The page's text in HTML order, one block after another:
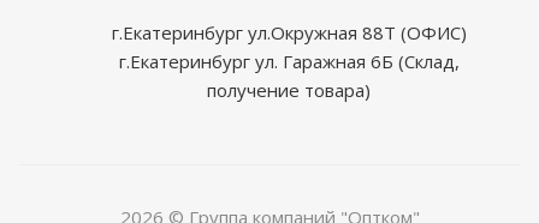
г.Екатеринбург ул.Окружная 88Т (ОФИС)
г.Екатеринбург ул. Гаражная 6Б (Склад,
получение товара)
2026 © Группа компаний "Оптком"